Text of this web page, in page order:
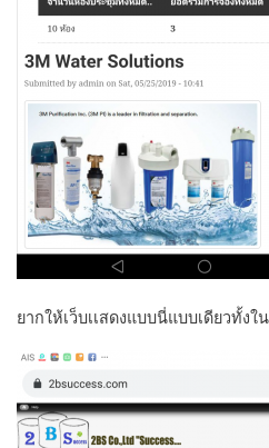
ยากให้เว็บเเสดงแบบนี่แบบเดียวทั้ง